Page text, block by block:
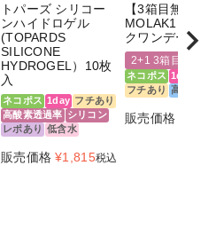
トパーズ シリコー
ンハイドロゲル
(TOPARDS
SILICONE
HYDROGEL）10枚
入
ネコポス 1day フチあり
高酸素透過率 シリコン
レポあり 低含水
販売価格 ¥1,815税込
【3箱目無料】
MOLAK1DAY(モ
クワンデー)10枚
ネコポス 1day
フチあり 高含水
2+1 3箱目無料
販売価格